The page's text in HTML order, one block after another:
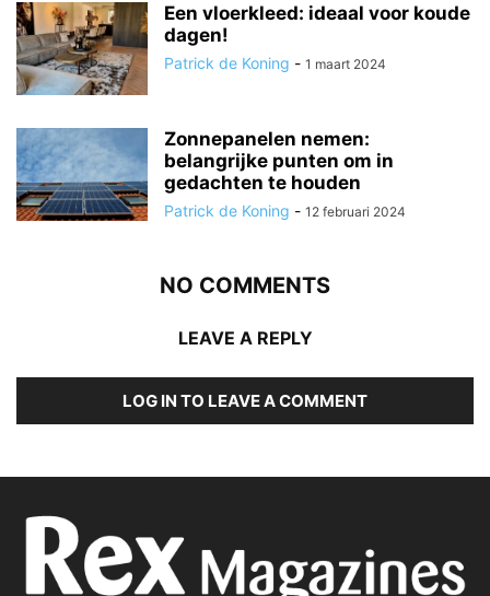
Een vloerkleed: ideaal voor koude
dagen!
Patrick de Koning - 1 maart 2024
Zonnepanelen nemen:
belangrijke punten om in
gedachten te houden
Patrick de Koning - 12 februari 2024
NO COMMENTS
LEAVE A REPLY
LOG IN TO LEAVE A COMMENT